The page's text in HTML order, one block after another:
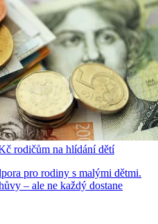
rodičům na hlídání dětí
pro rodiny s malými dětmi.
– ale ne každý dostane